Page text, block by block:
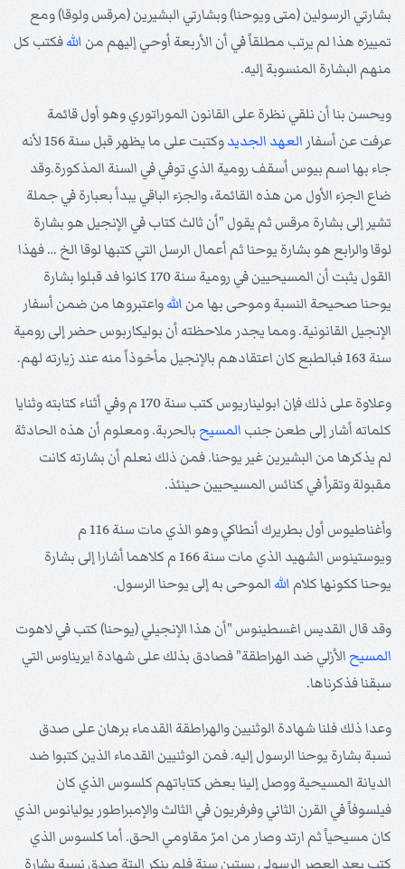
بشارتي الرسولين (متى ويوحنا) وبشارتي البشيرين (مرقس ولوقا) ومع
تمييزه هذا لم يرتب مطلقاً في أن الأربعة أوحي إليهم من اللهفكتب كل
منهم البشارة المنسوبة إليه.
ويحسن بنا أن نلقي نظرة على القانون الموراتوري وهو أول قائمة
عرفت عن أسفار العهد الجديد
وكتبت على ما يظهر قبل سنة 156 لأنه
جاء بها اسم بيوس أسقف رومية الذي توفي في السنة المذكورة.وقد
ضاع الجزء الأول من هذه القائمة، والجزء الباقي يبدأ بعبارة في جملة
تشير إلى بشارة مرقس ثم يقول "أن ثالث كتاب في الإنجيل هو بشارة
لوقا والرابع هو بشارة يوحنا ثم أعمال الرسل التي كتبها لوقا الخ … فهذا
القول يثبت أن المسيحيين في رومية سنة 170 كانوا فد قبلوا بشارة
يوحنا صحيحة النسبة وموحى بها من اللهواعتبروها من ضمن أسفار
الإنجيل القانونية. ومما يجدر ملاحظته أن بوليكاربوس حضر إلى رومية
سنة 163 فبالطبع كان اعتقادهم بالإنجيل مأخوذاً منه عند زيارته لهم.
وعلاوة على ذلك فإن ابوليناريوس كتب سنة 170 م وفي أثناء كتابته وثنايا
كلماته أشار إلى طعن جنب المسيح بالحربة. ومعلوم أن هذه الحادثة
لم يذكرها من البشيرين غير يوحنا. فمن ذلك نعلم أن بشارته كانت
مقبولة وتقرأ في كنائس المسيحيين حينئذ.
وأغناطيوس أول بطريرك أنطاكي وهو الذي مات سنة 116 م
ويوستينوس الشهيد الذي مات سنة 166 م كلاهما أشارا إلى بشارة
يوحنا ككونها كلام الله الموحى به إلى يوحنا الرسول.
وقد قال القديس اغسطينوس "أن هذا الإنجيلي (يوحنا) كتب في لاهوت
المسيحالأزلي ضد الهراطقة" فصادق بذلك على شهادة ايريناوس التي
سبقنا فذكرناها.
وعدا ذلك فلنا شهادة الوثنيين والهراطقة القدماء برهان على صدق
نسبة بشارة يوحنا الرسول إليه. فمن الوثنيين القدماء الذين كتبوا ضد
الديانة المسيحية ووصل إلينا بعض كتاباتهم كلسوس الذي كان
فيلسوفاً في القرن الثاني وفرفريون في الثالث والإمبراطور يوليانوس الذي
كان مسيحياً ثم ارتد وصار من امرّ مقاومي الحق. أما كلسوس الذي
كتب بعد العصر الرسولي بستين سنة فلم ينكر البتة صدق نسبة بشارة